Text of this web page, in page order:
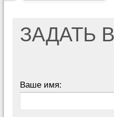
ЗАДАТЬ
Ваше имя: